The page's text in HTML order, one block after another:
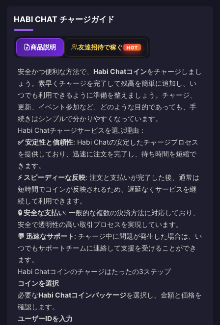
HABI CHAT チャージガイド
商品説明 友達招待で稼ぐ HOT
安全かつ便利な方法で、 Habi Chatコインをチャージしまし
ょう。素早くチャージを完了して残高を簡単に追加し、い
つでも利用できるように準備を整えましょう。チャージ、
更新、イベント参加など、どのような目的であっても、手
続きはシンプルで分かりやすくなっています。
Habi Chatチャージサービスを選ぶ理由：
✅ 安定性と信頼性: Habi Chatの安定したチャージプロセス
を提供しており、迅速に注文を完了し、待ち時間を短縮で
きます。
⚡ スピーディーな反映: 注文と支払いが完了した後、通常は
短時間でコインが反映されるため、遅延なくサービスを継
続して利用できます。
🔒 安全な支払い: 一般的な複数の決済方法に対応しており、
安全で透明性の高い取引プロセスを実現しています。
💬 迅速なサポート : チャージ中に問題が発生した場合は、い
つでもサポートチームに連絡して支援を受けることができ
ます。
Habi Chatコインのチャージはたったの3ステップ
コインを選択
必要なHabi Chatコインパッケージを選択し、金額と価格を
確認します。
ユーザーIDを入力